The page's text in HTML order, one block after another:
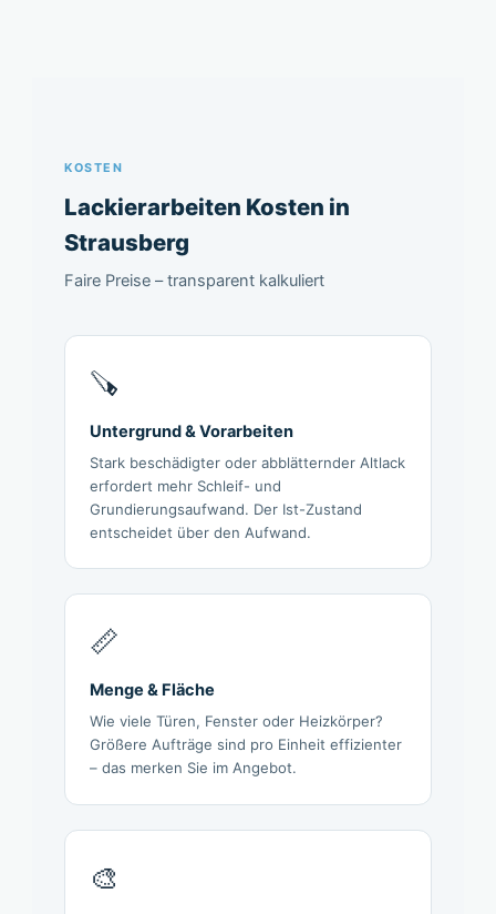
KOSTEN
Lackierarbeiten Kosten in
Strausberg
Faire Preise – transparent kalkuliert
🪚
Untergrund & Vorarbeiten
Stark beschädigter oder abblätternder Altlack
erfordert mehr Schleif- und
Grundierungsaufwand. Der Ist-Zustand
entscheidet über den Aufwand.
📏
Menge & Fläche
Wie viele Türen, Fenster oder Heizkörper?
Größere Aufträge sind pro Einheit effizienter
– das merken Sie im Angebot.
🎨